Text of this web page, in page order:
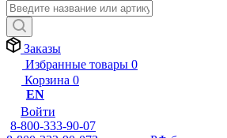
Заказы
Избранные товары 0
Корзина 0
EN
Войти
8-800-333-90-07